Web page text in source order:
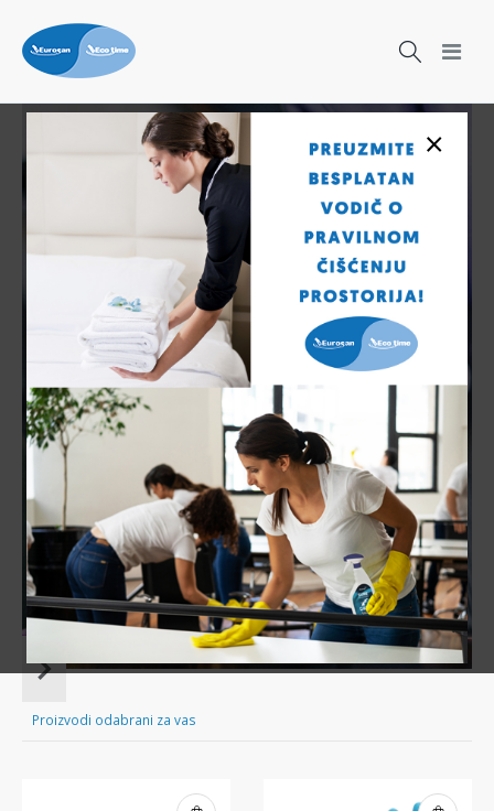
×
Čišćenje nikad nije bilo lakše!
Sve za čišćenje tvog doma nadohvat ruke!
Item
ofProizvodi odabrani za vas